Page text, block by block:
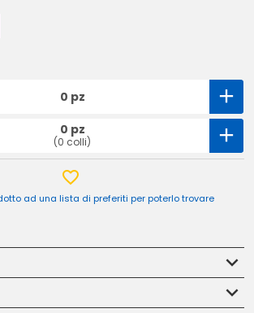
0 pz
0 pz
(0 colli)
ad una lista di preferiti per poterlo trovare